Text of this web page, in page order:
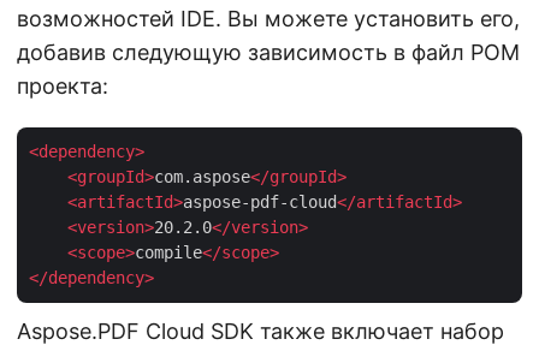
возможностей IDE. Вы можете установить его,
добавив следующую зависимость в файл POM
проекта:
<dependency>
<groupId>com.aspose</groupId>
<artifactId>aspose-pdf-cloud</artifactId>
<version>20.2.0</version>
<scope>compile</scope>
</dependency>
Aspose.PDF Cloud SDK также включает набор